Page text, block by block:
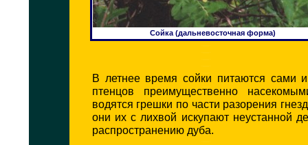
Сойка (дальневосточная форма)
В летнее время сойки питаются сами
птенцов преимущественно
водятся грешки по части разорения
они их с лихвой искупают неустанной
распространению дуба.